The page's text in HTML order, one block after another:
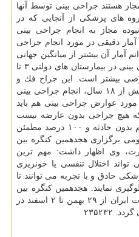
هستند جراحی بینی توسط آنها
های پزشكی از آنجایی كه در
مجاز به انجام جراحی بینی
آمار دقیقی در مورد انجام جراحی
آمار آن بیشتر از میانگین جهانی
باشد، اظهار داشت: هزینه جراحی بینی در بیمارستان های دولتی ۳ تا
بیشتر است. این جراح فك و
صورت تصریح كرد: برای سنین پیش از ۱۸ سال، انجام جراحی بینی
عوارض جراحی بینی هم باید
هیچ جراحی بدون عارضه نیست
همانند اینكه رد شدن از خیابان هم بدون حادثه و ۱۰۰ درصد مطمئن
برگزاری هجدهمین كنگره بین
وی اظهار داشت: مهم ترین
اختلال تنفسی یا خونریزی
حاذق و با تجربه می توانند تا
نمایند. هجدهمین كنگره بین
المللی جراحان دهان، فك و صورت ایران از ۲۹ بهمن تا ۲ اسفند در